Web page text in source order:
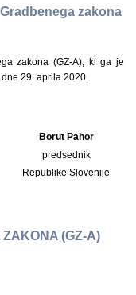
zakona
zakona (GZ-A), ki ga je
29. aprila 2020.
Borut Pahor
predsednik
Republike Slovenije
(GZ-A)